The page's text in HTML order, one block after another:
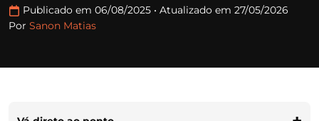
Publicado em 06/08/2025 • Atualizado em 27/05/2026
Por Sanon Matias